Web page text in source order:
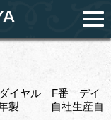
イヤル F番 デイ
年製 自社生産自